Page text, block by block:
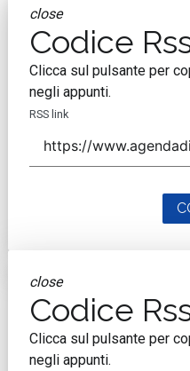
close
Codice
Clicca sul pulsante per
negli appunti.
RSS link
close
Codice
Clicca sul pulsante per
negli appunti.